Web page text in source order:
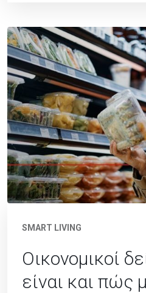
SMART LIVING
Oικονομικοί
είναι και πώς